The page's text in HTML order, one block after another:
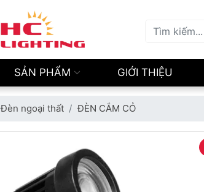
SẢN PHẨM GIỚI THIỆU
Đèn ngoại thất ĐÈN CẮM CỎ